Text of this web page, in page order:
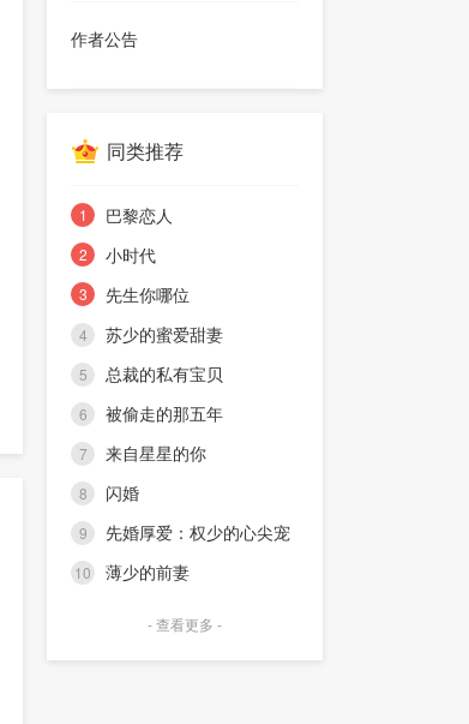
作者公告
同类推荐
1 巴黎恋人
2 小时代
3 先生你哪位
4 苏少的蜜爱甜妻
5 总裁的私有宝贝
6 被偷走的那五年
7 来自星星的你
8 闪婚
9 先婚厚爱：权少的心尖宠
10 薄少的前妻
- 查看更多 -